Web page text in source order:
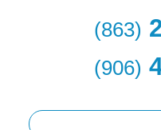
(863)
(906)